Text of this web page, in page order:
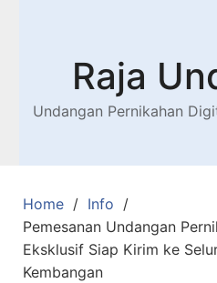
Raja
Undangan Pernikahan
Home
Info
Pemesanan Undangan
Eksklusif Siap Kirim ke
Kembangan